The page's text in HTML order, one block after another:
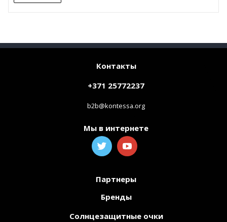
Контакты
+371 25772237
b2b@kontessa.org
Мы в интернете
Партнеры
Бренды
Солнцезащитные очки